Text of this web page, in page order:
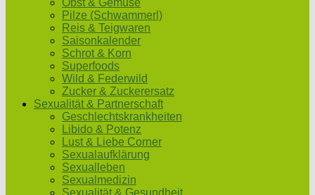
Obst & Gemüse
Pilze (Schwammerl)
Reis & Teigwaren
Saisonkalender
Schrot & Korn
Superfoods
Wild & Federwild
Zucker & Zuckerersatz
Sexualität & Partnerschaft
Geschlechtskrankheiten
Libido & Potenz
Lust & Liebe Corner
Sexualaufklärung
Sexualleben
Sexualmedizin
Sexualität & Gesundheit